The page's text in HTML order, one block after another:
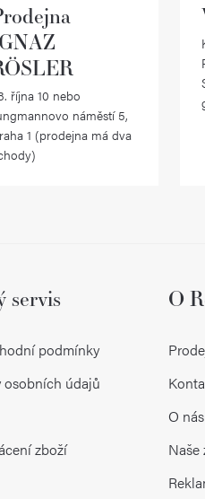
října 10 nebo
náměstí 5,
1 (prodejna má dva
servis
podmínky
osobních údajů
zboží
O
O nás
Naše